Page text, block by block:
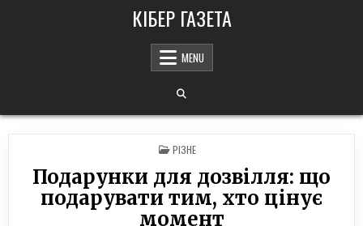
КІБЕР ГАЗЕТА
MENU
POSTED
IN
РІЗНЕ
Подарунки для дозвілля: що
подарувати тим, хто цінує
момент